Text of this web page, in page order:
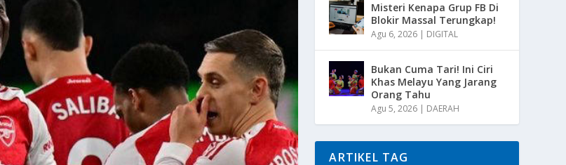
Misteri Kenapa Grup FB Di
Blokir Massal Terungkap!
Agu 6, 2026 | DIGITAL
Bukan Cuma Tari! Ini Ciri
Khas Melayu Yang Jarang
Orang Tahu
Agu 5, 2026 | DAERAH
ARTIKEL TAG